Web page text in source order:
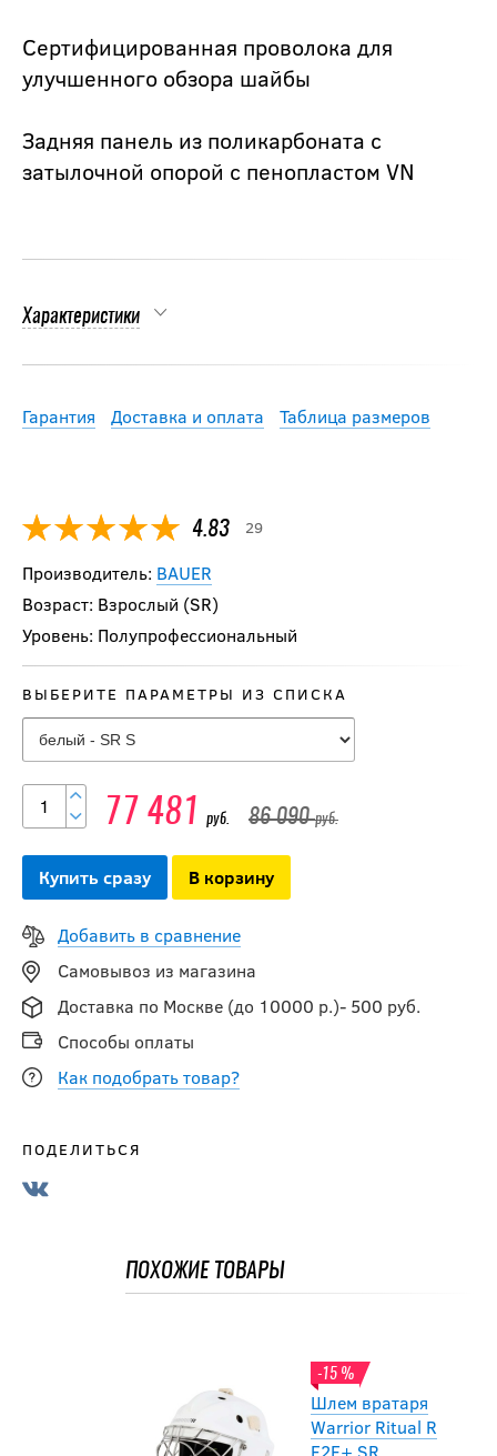
Сертифицированная проволока для
улучшенного обзора шайбы
Задняя панель из поликарбоната с
затылочной опорой с пенопластом VN
Характеристики
Гарантия Доставка и оплата Таблица размеров
4.83 29
Производитель: BAUER
Возраст: Взрослый (SR)
Уровень: Полупрофессиональный
ВЫБЕРИТЕ ПАРАМЕТРЫ ИЗ СПИСКА
77 481 руб. 86 090руб.
Купить сразу В корзину
Добавить в сравнение
Самовывоз из магазина
Доставка по Москве (до 10000 р.)- 500 руб.
Способы оплаты
Как подобрать товар?
ПОДЕЛИТЬСЯ
ПОХОЖИЕ ТОВАРЫ
-15 %
Шлем вратаря
Warrior Ritual R
F2E+ SR